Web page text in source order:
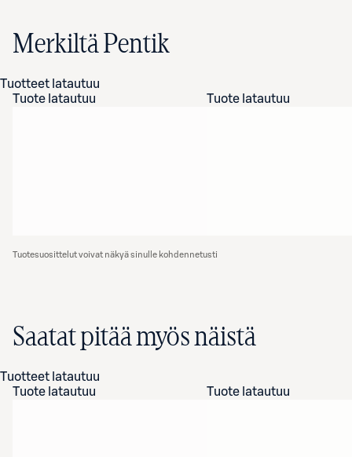
Merkiltä Pentik
Tuotteet latautuu
Tuote latautuu
Tuote latautuu
Tuotesuosittelut voivat näkyä sinulle kohdennetusti
Saatat pitää myös näistä
Tuotteet latautuu
Tuote latautuu
Tuote latautuu